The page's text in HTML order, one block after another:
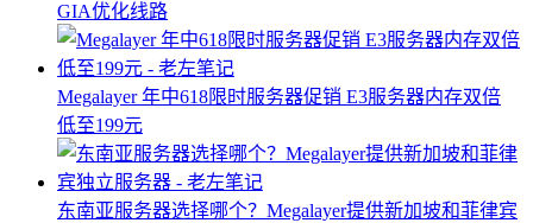
GIA优化线路
Megalayer 年中618限时服务器促销 E3服务器内存双倍
低至199元
东南亚服务器选择哪个？Megalayer提供新加坡和菲律宾